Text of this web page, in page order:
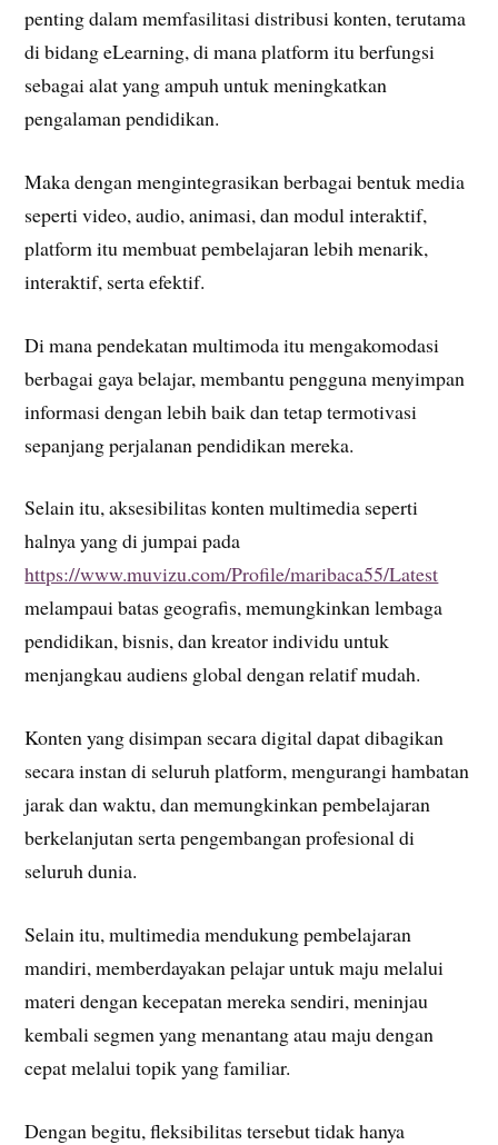
penting dalam memfasilitasi distribusi konten, terutama
di bidang eLearning, di mana platform itu berfungsi
sebagai alat yang ampuh untuk meningkatkan
pengalaman pendidikan.
Maka dengan mengintegrasikan berbagai bentuk media
seperti video, audio, animasi, dan modul interaktif,
platform itu membuat pembelajaran lebih menarik,
interaktif, serta efektif.
Di mana pendekatan multimoda itu mengakomodasi
berbagai gaya belajar, membantu pengguna menyimpan
informasi dengan lebih baik dan tetap termotivasi
sepanjang perjalanan pendidikan mereka.
Selain itu, aksesibilitas konten multimedia seperti
halnya yang di jumpai pada
https://www.muvizu.com/Profile/maribaca55/Latest
melampaui batas geografis, memungkinkan lembaga
pendidikan, bisnis, dan kreator individu untuk
menjangkau audiens global dengan relatif mudah.
​​Konten yang disimpan secara digital dapat dibagikan
secara instan di seluruh platform, mengurangi hambatan
jarak dan waktu, dan memungkinkan pembelajaran
berkelanjutan serta pengembangan profesional di
seluruh dunia.
Selain itu, multimedia mendukung pembelajaran
mandiri, memberdayakan pelajar untuk maju melalui
materi dengan kecepatan mereka sendiri, meninjau
kembali segmen yang menantang atau maju dengan
cepat melalui topik yang familiar.
Dengan begitu, fleksibilitas tersebut tidak hanya